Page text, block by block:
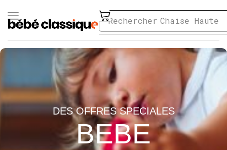
Rechercher Chaise Haute
DES OFFRES SPECIALES
BEBE